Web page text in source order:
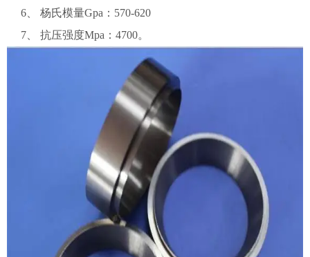
6、 杨氏模量Gpa：570-620
7、 抗压强度Mpa：4700。